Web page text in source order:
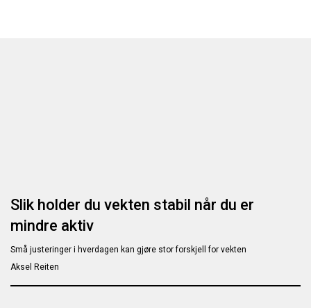
Slik holder du vekten stabil når du er
mindre aktiv
Små justeringer i hverdagen kan gjøre stor forskjell for vekten
Aksel Reiten